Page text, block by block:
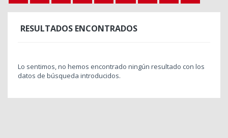
RESULTADOS ENCONTRADOS
Lo sentimos, no hemos encontrado ningún resultado con los
datos de búsqueda introducidos.